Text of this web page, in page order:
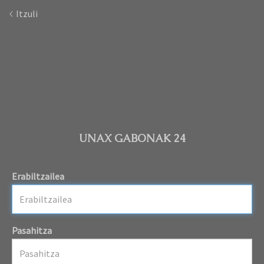
Itzuli
UNAX GABONAK 24
Erabiltzailea
Pasahitza